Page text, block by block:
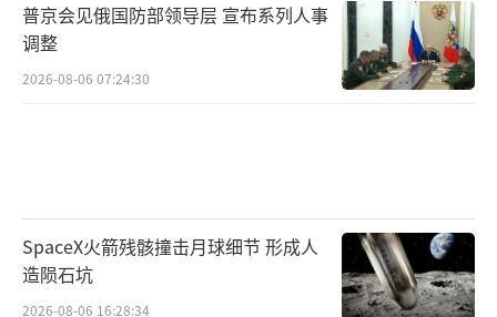
普京会见俄国防部领导层 宣布系列人事
调整
2026-08-06 07:24:30
SpaceX火箭残骸撞击月球细节 形成人
造陨石坑
2026-08-06 16:28:34